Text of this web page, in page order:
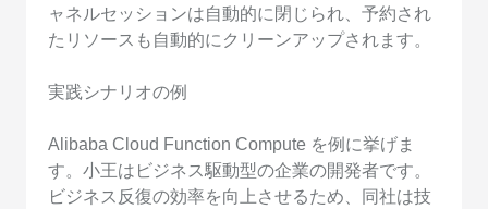
ャネルセッションは自動的に閉じられ、予約され
たリソースも自動的にクリーンアップされます。
実践シナリオの例
Alibaba Cloud Function Compute を例に挙げま
す。小王はビジネス駆動型の企業の開発者です。
ビジネス反復の効率を向上させるため、同社は技